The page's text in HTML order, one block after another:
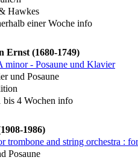
Hawkes
einer Woche info
Ernst (1680-1749)
minor - Posaune und Klavier
und Posaune
bis 4 Wochen info
1986)
trombone and string orchestra :
Posaune